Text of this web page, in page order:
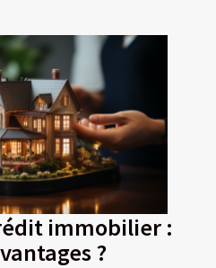
immobilier :
?